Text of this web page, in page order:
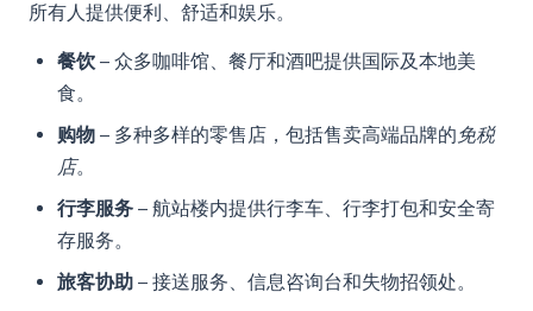
所有人提供便利、舒适和娱乐。
餐饮 – 众多咖啡馆、餐厅和酒吧提供国际及本地美
食。
购物 – 多种多样的零售店，包括售卖高端品牌的免税
店。
行李服务 – 航站楼内提供行李车、行李打包和安全寄
存服务。
旅客协助 – 接送服务、信息咨询台和失物招领处。